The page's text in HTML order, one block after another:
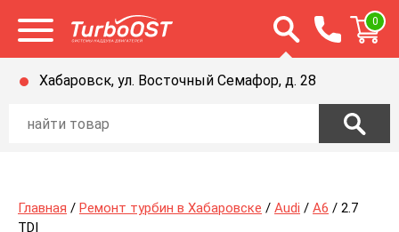
Открыть меню Открыть строку
0
Хабаровск, ул. Восточный Семафор, д. 28
Главная / Ремонт турбин в Хабаровске / Audi / A6 / 2.7
TDI